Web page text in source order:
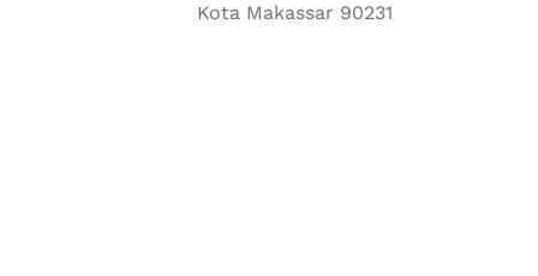
Kota Makassar 90231